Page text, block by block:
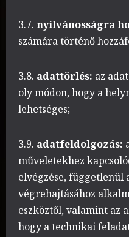
3.7. nyilvánosságra
számára történő
3.8. adattörlés: az
oly módon, hogy a
lehetséges;
3.9. adatfeldolgozás:
műveletekhez
elvégzése, függetlenül
végrehajtásához
eszköztől, valamint az
hogy a technikai